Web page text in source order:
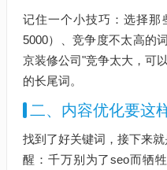
记住一个小技巧：选择那
5000）、竞争度不太高的
京装修公司"竞争太大，可
的长尾词。
二、内容优化要这
找到了好关键词，接下来
醒：千万别为了seo而牺